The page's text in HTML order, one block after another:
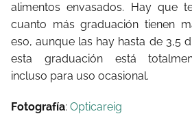
alimentos envasados. Hay que
cuanto más graduación tienen
eso, aunque las hay hasta de 3,5
esta graduación está
incluso para uso ocasional.
Fotografía: Opticareig